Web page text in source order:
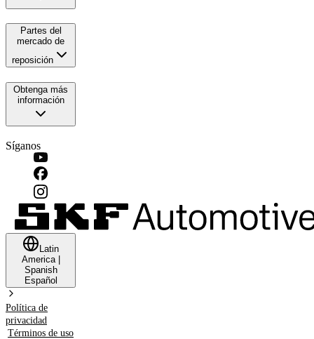
Partes del
mercado de
reposición
Obtenga más
información
Síganos
Latin
America|
Spanish
Español
Política de
privacidad
Términos de uso